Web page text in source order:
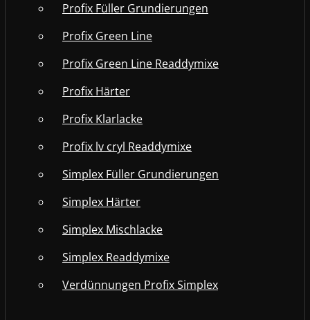
Profix Füller Grundierungen
Profix Green Line
Profix Green Line Readdymixe
Profix Härter
Profix Klarlacke
Profix lv cryl Readdymixe
Simplex Füller Grundierungen
Simplex Härter
Simplex Mischlacke
Simplex Readdymixe
Verdünnungen Profix Simplex